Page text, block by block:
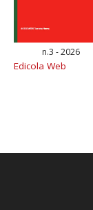
n.3 - 2026
Edicola Web